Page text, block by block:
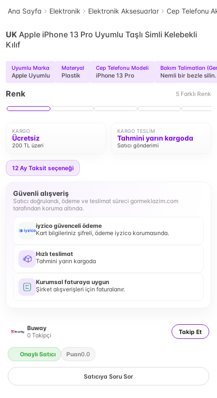
Ana Sayfa Elektronik Elektronik Aksesuarlar Cep Telefonu
UK Apple iPhone 13 Pro Uyumlu Taşlı Simli Kelebekli
Kılıf
Uyumlu Marka
Apple Uyumlu
Materyal
Plastik
Cep Telefonu Modeli
iPhone 13 Pro
Bakım Talimatları
Nemli bir bezle silin.
Renk 5 Farklı Renk
KARGO
Ücretsiz
200 TL üzeri
KARGO TESLIM
Tahmini yarın kargoda
Satıcı gönderimi
12 Ay Taksit seçeneği
Güvenli alışveriş
Satıcı doğrulandı, ödeme ve teslimat süreci gormeklazim.com
tarafından koruma altında.
iyzico güvenceli ödeme
Kart bilgileriniz şifreli, ödeme iyzico korumasında.
Hızlı teslimat
Tahmini yarın kargoda
Kurumsal faturaya uygun
Şirket alışverişleri için faturalanır.
Buway
0 Takipçi Takip Et
Onaylı Satıcı Puan0.0
Satıcıya Soru Sor